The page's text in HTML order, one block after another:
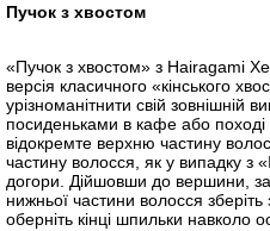
Пучок з хвостом
«Пучок з хвостом» з Hairagami
версія класичного «кінського
урізноманітнити свій зовнішній
посиденьками в кафе або поході
відокремте верхню частину
частину волосся, як у випадку з
догори. Дійшовши до вершини,
нижньої частини волосся зберіть
оберніть кінці шпильки навколо